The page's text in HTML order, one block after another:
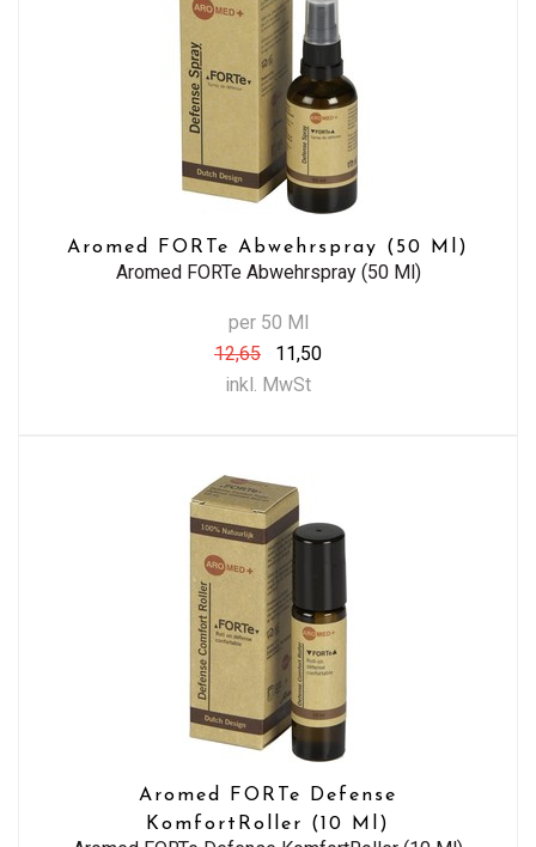
Aromed FORTe Abwehrspray (50 Ml)
Aromed FORTe Abwehrspray (50 Ml)
per 50 Ml
12,65
11,50
inkl. MwSt
Aromed FORTe Defense
KomfortRoller (10 Ml)